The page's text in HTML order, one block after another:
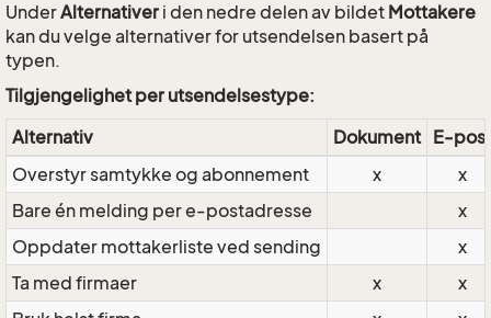
UnderAlternativer i den nedre delen av bildet Mottakere
kan du velge alternativer for utsendelsen basert på
typen.
Tilgjengelighet per utsendelsestype:
Alternativ
Dokument E-post
Overstyr samtykke og abonnement
x
x
Bare én melding per e-postadresse
x
Oppdater mottakerliste ved sending
x
Ta med firmaer
x
x